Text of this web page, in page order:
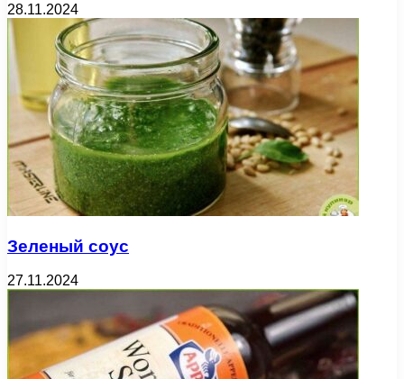
28.11.2024
Зеленый соус
27.11.2024